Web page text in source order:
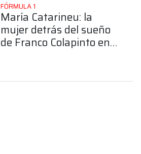
FÓRMULA 1
María Catarineu: la
mujer detrás del sueño
de Franco Colapinto en